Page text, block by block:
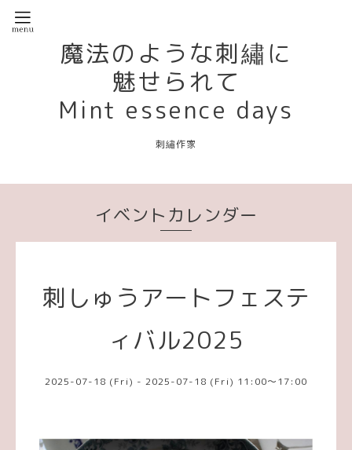
魔法のような刺繡に
魅せられて
Mint essence days
刺繡作家
イベントカレンダー
刺しゅうアートフェステ
ィバル2025
2025-07-18 (Fri) - 2025-07-18 (Fri) 11:00～17:00